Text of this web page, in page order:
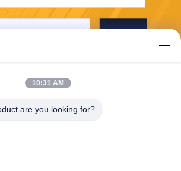
10:31 AM
are you looking for?